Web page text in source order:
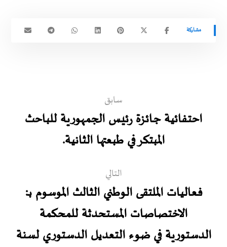
سابق
احتـفائية جـائـزة رئـيـس الجمهورية للباحث
المبتكر في طبعتها الثانية.
التالي
فعاليات الملتقى الوطني الثالث الموسوم بـ:
الاختصاصات المستحدثة للمحكمة
الدستورية في ضوء التعديل الدستوري لسنة